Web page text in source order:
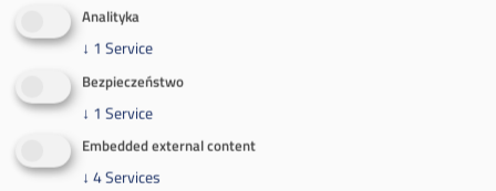
Spółka Południowy Koncern Węglowy
Zakład Górniczy Brzeszcze
Analityka
↓ 1 Service
Bezpieczeństwo
↓ 1 Service
Embedded external content
↓ 4Services